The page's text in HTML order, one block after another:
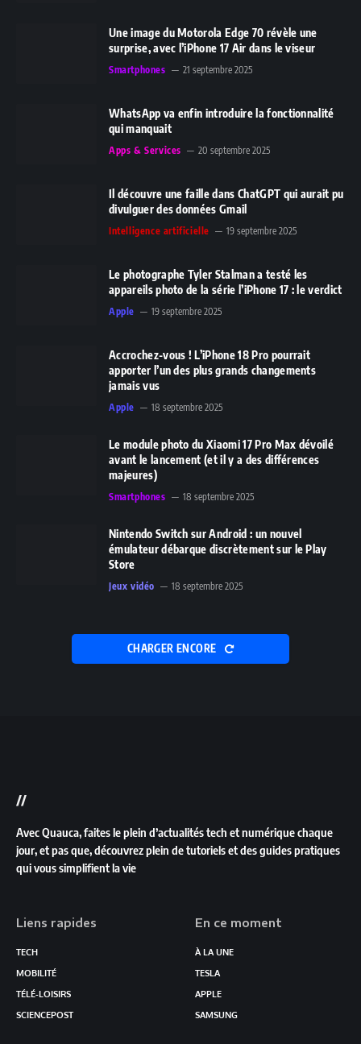
Une image du Motorola Edge 70 révèle une
surprise, avec l’iPhone 17 Air dans le viseur
Smartphones 21 septembre 2025
WhatsApp va enfin introduire la fonctionnalité
qui manquait
Apps & Services 20 septembre 2025
Il découvre une faille dans ChatGPT qui aurait pu
divulguer des données Gmail
Intelligence artificielle 19 septembre 2025
Le photographe Tyler Stalman a testé les
appareils photo de la série l’iPhone 17 : le verdict
Apple 19 septembre 2025
Accrochez-vous ! L’iPhone 18 Pro pourrait
apporter l’un des plus grands changements
jamais vus
Apple 18 septembre 2025
Le module photo du Xiaomi 17 Pro Max dévoilé
avant le lancement (et il y a des différences
majeures)
Smartphones 18 septembre 2025
Nintendo Switch sur Android : un nouvel
émulateur débarque discrètement sur le Play
Store
Jeux vidéo 18 septembre 2025
CHARGER ENCORE
//
Avec Quauca, faites le plein d’actualités tech et numérique chaque
jour, et pas que, découvrez plein de tutoriels et des guides pratiques
qui vous simplifient la vie
Liens rapides
TECH
MOBILITÉ
TÉLÉ-LOISIRS
SCIENCEPOST
En ce moment
À LA UNE
TESLA
APPLE
SAMSUNG